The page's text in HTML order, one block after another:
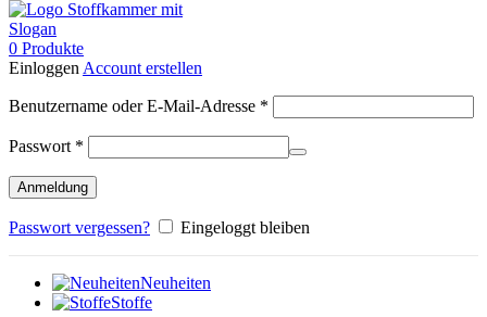
0 Produkte
Einloggen Account erstellen
Benutzername oder E-Mail-Adresse *
Passwort *
Anmeldung
Passwort vergessen? Eingeloggt bleiben
Neuheiten
Stoffe